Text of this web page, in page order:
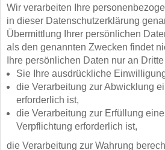
Wir verarbeiten Ihre
in dieser Datenschutzerklärung
Übermittlung Ihrer persönlichen
als den genannten Zwecken findet
Ihre persönlichen Daten nur an
Sie Ihre ausdrückliche
die Verarbeitung zur Abwicklung
erforderlich ist,
die Verarbeitung zur Erfüllung
Verpflichtung erforderlich ist,
die Verarbeitung zur Wahrung